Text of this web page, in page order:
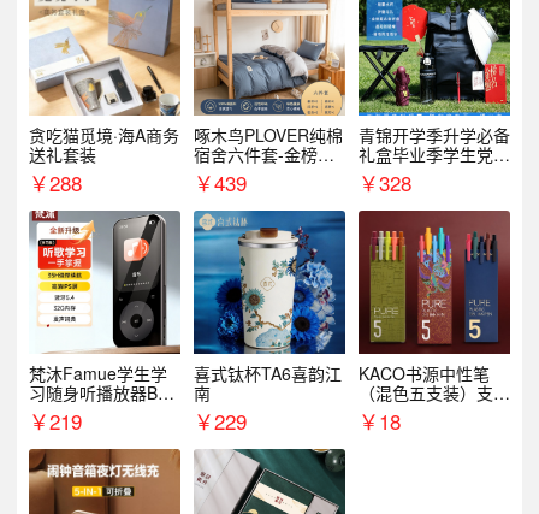
贪吃猫觅境·海A商务
送礼套装
￥288
啄木鸟PLOVER纯棉
宿舍六件套-金榜题
名
￥439
青锦开学季升学必备
礼盒毕业季学生党户
外出行备考装备礼品
￥328
梵沐Famue学生学
习随身听播放器BL1
5（64G）
￥219
喜式钛杯TA6喜韵江
南
￥229
KACO书源中性笔
（混色五支装）支持
logo定制
￥18